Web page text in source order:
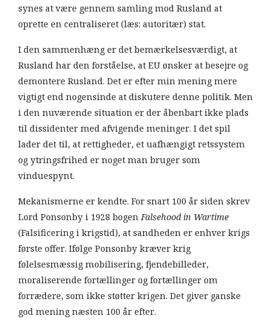
synes at være gennem samling mod Rusland at
oprette en centraliseret (læs: autoritær) stat.
I den sammenhæng er det bemærkelsesværdigt, at
Rusland har den forståelse, at EU ønsker at besejre og
demontere Rusland. Det er efter min mening mere
vigtigt end nogensinde at diskutere denne politik. Men
i den nuværende situation er der åbenbart ikke plads
til dissidenter med afvigende meninger. I det spil
lader det til, at rettigheder, et uafhængigt retssystem
og ytringsfrihed er noget man bruger som
vinduespynt.
Mekanismerne er kendte. For snart 100 år siden skrev
Lord Ponsonby i 1928 bogenFalsehood in Wartime
(Falsificering i krigstid), at sandheden er enhver krigs
første offer. Ifølge Ponsonby kræver krig
følelsesmæssig mobilisering, fjendebilleder,
moraliserende fortællinger og fortællinger om
forrædere, som ikke støtter krigen. Det giver ganske
god mening næsten 100 år efter.